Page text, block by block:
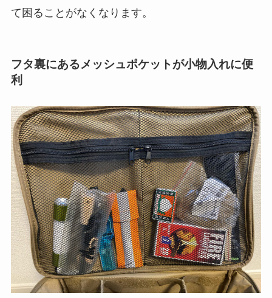
て困ることがなくなります。
フタ裏にあるメッシュポケットが小物入れに便
利